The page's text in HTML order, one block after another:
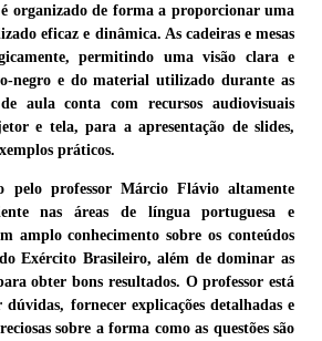
organizado de forma a proporcionar uma
eficaz e dinâmica. As cadeiras e mesas
permitindo uma visão clara e
negro e do material utilizado durante as
aula conta com recursos audiovisuais
e tela, para a apresentação de slides,
práticos.
pelo professor Márcio Flávio altamente
nas áreas de língua portuguesa e
amplo conhecimento sobre os conteúdos
Exército Brasileiro, além de dominar as
obter bons resultados. O professor está
fornecer explicações detalhadas e
sobre a forma como as questões são